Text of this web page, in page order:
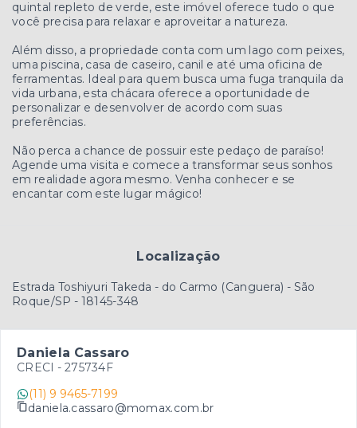
quintal repleto de verde, este imóvel oferece tudo o que
você precisa para relaxar e aproveitar a natureza.
Além disso, a propriedade conta com um lago com peixes,
uma piscina, casa de caseiro, canil e até uma oficina de
ferramentas. Ideal para quem busca uma fuga tranquila da
vida urbana, esta chácara oferece a oportunidade de
personalizar e desenvolver de acordo com suas
preferências.
Não perca a chance de possuir este pedaço de paraíso!
Agende uma visita e comece a transformar seus sonhos
em realidade agora mesmo. Venha conhecer e se
encantar com este lugar mágico!
Localização
Estrada Toshiyuri Takeda - do Carmo (Canguera) - São
Roque/SP - 18145-348
Daniela Cassaro
CRECI - 275734F
(11) 9 9465-7199
daniela.cassaro@momax.com.br